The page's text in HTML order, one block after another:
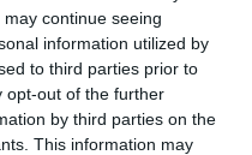
continue seeing
information utilized by
to third parties prior to
opt-out of the further
by third parties on the
This information may
es podrà gaudir,
que oferirà el Grup
inspirat en els
Ous, Malespina i
parades